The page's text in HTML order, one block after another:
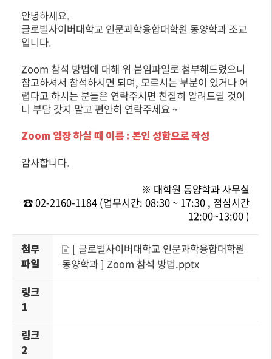
안녕하세요.
글로벌사이버대학교 인문과학융합대학원 동양학과 조교
입니다.
Zoom 참석 방법에 대해 위 붙임파일로 첨부해드렸으니
참고하셔서 참석하시면 되며, 모르시는 부분이 있거나 어
렵다고 하시는 분들은 연락주시면 친절히 알려드릴 것이
니 부담 갖지 말고 편안히 연락주세요 ~
Zoom 입장 하실 때 이름 : 본인 성함으로 작성
감사합니다.
※ 대학원 동양학과 사무실
☎ 02-2160-1184 (업무시간: 08:30 ~ 17:30 , 점심시간
12:00~13:00 )
첨부
파일
[ 글로벌사이버대학교 인문과학융합대학원
동양학과 ] Zoom 참석 방법.pptx
링크
1
링크
2